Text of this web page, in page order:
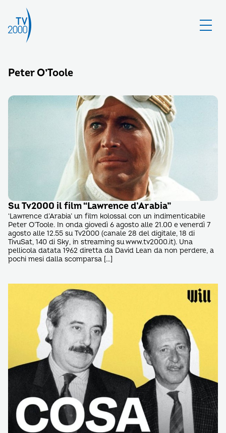
Peter O’Toole
Su Tv2000 il film “Lawrence d’Arabia”
‘Lawrence d’Arabia’ un film kolossal con un indimenticabile
Peter O’Toole. In onda giovedì 6 agosto alle 21.00 e venerdì 7
agosto alle 12.55 su Tv2000 (canale 28 del digitale, 18 di
TivuSat, 140 di Sky, in streaming su www.tv2000.it). Una
pellicola datata 1962 diretta da David Lean da non perdere, a
pochi mesi dalla scomparsa […]